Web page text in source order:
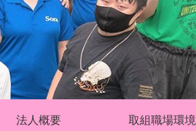
法人概要 取組職場環境